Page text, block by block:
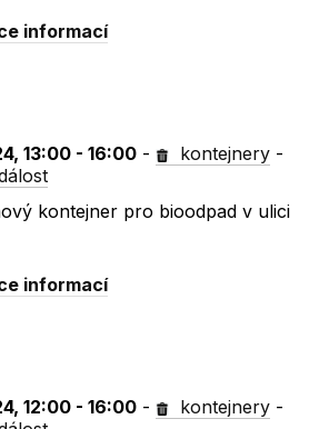
informací
13:00 - 16:00 - kontejnery -
kontejner pro bioodpad v ulici
informací
12:00 - 16:00 - kontejnery -